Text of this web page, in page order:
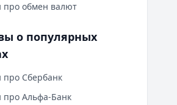
про обмен валют
о популярных
Сбербанк
Альфа-Банк